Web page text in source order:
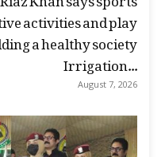
activities and play
a healthy society
Irrigation...
August 7, 2026